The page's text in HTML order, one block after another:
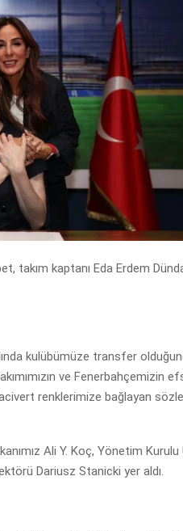
takım kaptanı Eda Erdem
kulübümüze transfer
ve Fenerbahçemizin
renklerimize bağlayan
Ali Y. Koç, Yönetim Kurulu
Dariusz Stanicki yer aldı.